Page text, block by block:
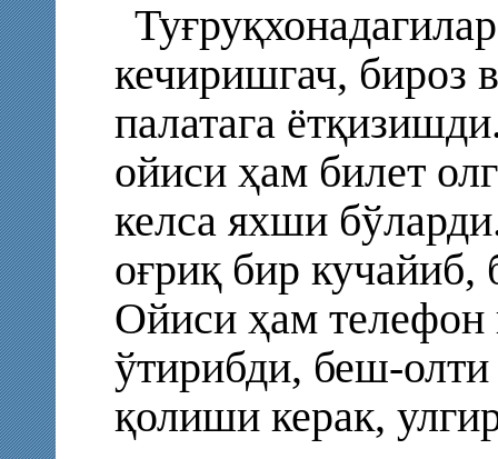
кечиришгач, бироз
палатага
ойиси ҳам билет
келса яхши
оғриқ бир кучайиб,
Ойиси ҳам телефон
ўтирибди, беш-олти
қолиши керак,